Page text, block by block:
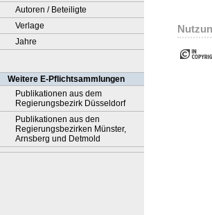
Autoren / Beteiligte
Verlage
Jahre
Weitere E-Pflichtsammlungen
Publikationen aus dem
Regierungsbezirk Düsseldorf
Publikationen aus den
Regierungsbezirken Münster,
Arnsberg und Detmold